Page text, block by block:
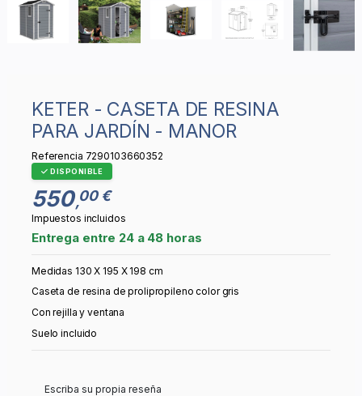
KETER - CASETA DE RESINA
PARA JARDÍN - MANOR
Referencia 7290103660352
DISPONIBLE
550,00 €
Impuestos incluidos
Entrega entre 24 a 48 horas
Medidas 130 X 195 X 198 cm
Caseta de resina de prolipropileno color gris
Con rejilla y ventana
Suelo incluido
Escriba su propia reseña